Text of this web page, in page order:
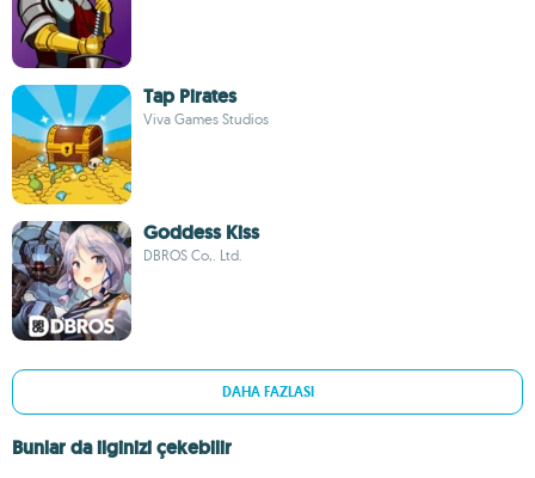
Tap Pirates
Viva Games Studios
Goddess Kiss
DBROS Co,. Ltd.
DAHA FAZLASI
Bunlar da ilginizi çekebilir